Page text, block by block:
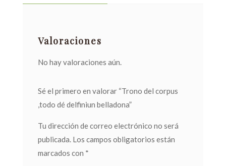
Valoraciones
No hay valoraciones aún.
Sé el primero en valorar “Trono del corpus
,todo dé delfiniun belladona”
Tu dirección de correo electrónico no será
publicada. Los campos obligatorios están
marcados con *